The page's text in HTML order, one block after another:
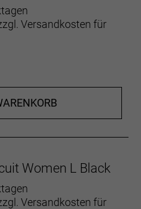
werden mithilfe
% Spandex
Versandkosten für
Women L Black
Versandkosten für